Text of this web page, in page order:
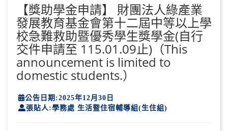
【獎助學金申請】 財團法人綠產業
發展教育基金會第十二屆中等以上學
校急難救助暨優秀學生獎學金(自行
交件申請至 115.01.09止)（This
announcement is limited to
domestic students.）
公告日期:2025年12月30日
張貼人:學務處 生活暨住宿輔導組(生住組)